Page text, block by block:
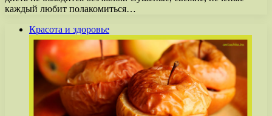
каждый любит полакомиться…
Красота и здоровье